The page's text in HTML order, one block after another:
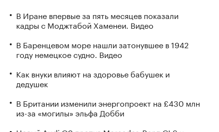
В Иране впервые за пять месяцев показали
кадры с Моджтабой Хаменеи. Видео
В Баренцевом море нашли затонувшее в 1942
году немецкое судно. Видео
Как внуки влияют на здоровье бабушек и
дедушек
В Британии изменили энергопроект на £430 млн
из-за «могилы» эльфа Добби